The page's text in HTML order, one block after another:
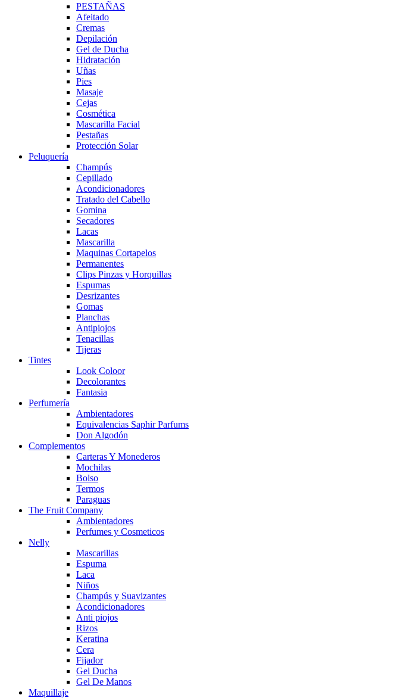
PESTAÑAS
Afeitado
Cremas
Depilación
Gel de Ducha
Hidratación
Uñas
Pies
Masaje
Cejas
Cosmética
Mascarilla Facial
Pestañas
Protección Solar
Peluquería
Champús
Cepillado
Acondicionadores
Tratado del Cabello
Gomina
Secadores
Lacas
Mascarilla
Maquinas Cortapelos
Permanentes
Clips Pinzas y Horquillas
Espumas
Desrizantes
Gomas
Planchas
Antipiojos
Tenacillas
Tijeras
Tintes
Look Coloor
Decolorantes
Fantasia
Perfumería
Ambientadores
Equivalencias Saphir Parfums
Don Algodón
Complementos
Carteras Y Monederos
Mochilas
Bolso
Termos
Paraguas
The Fruit Company
Ambientadores
Perfumes y Cosmeticos
Nelly
Mascarillas
Espuma
Laca
Niños
Champús y Suavizantes
Acondicionadores
Anti piojos
Rizos
Keratina
Cera
Fijador
Gel Ducha
Gel De Manos
Maquillaje